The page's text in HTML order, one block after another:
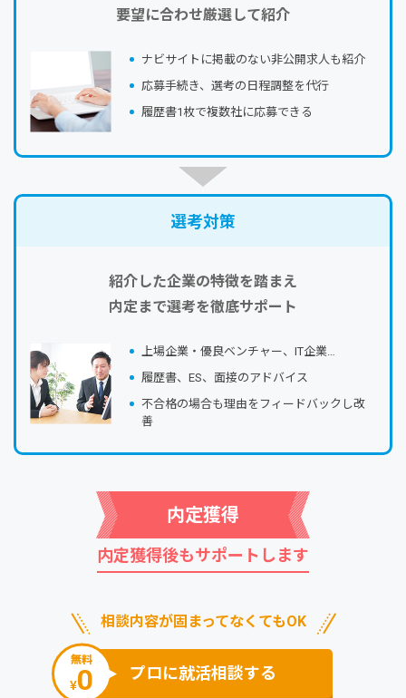
要望に合わせ厳選して紹介
ナビサイトに掲載のない⾮公開求⼈も紹介
応募⼿続き、選考の⽇程調整を代⾏
履歴書1枚で複数社に応募できる
選考対策
紹介した企業の特徴を踏まえ
内定まで選考を徹底サポート
上場企業・優良ベンチャー、IT企業…
履歴書、ES、⾯接のアドバイス
不合格の場合も理由をフィードバックし改
善
内定獲得
内定獲得後もサポートします
相談内容が固まってなくてもOK
無料
¥0 プロに就活相談する